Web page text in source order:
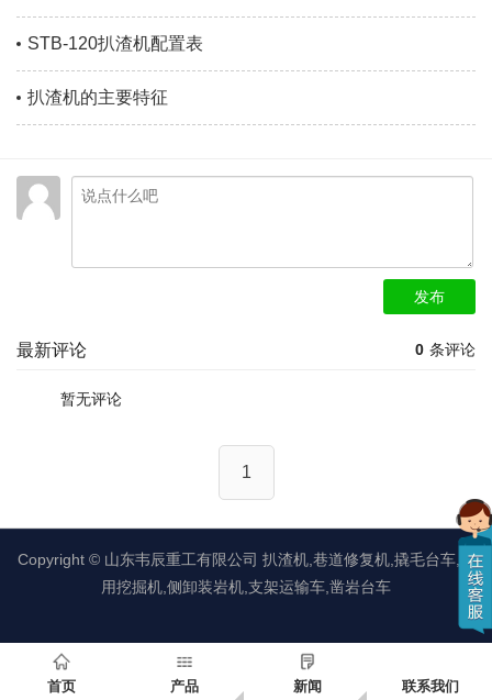
首页 产品 新闻 联系我们
STB-120扒渣机配置表
扒渣机的主要特征
发布
0 条评论
最新评论
暂无评论
1
Copyright © 山东韦辰重工有限公司 扒渣机,巷道修复机,撬毛台车,矿
用挖掘机,侧卸装岩机,支架运输车,凿岩台车